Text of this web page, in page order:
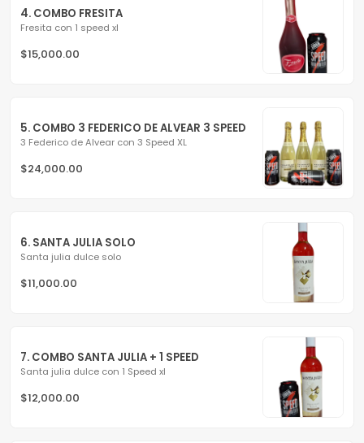
4. COMBO FRESITA
Fresita con 1 speed xl
$15,000.00
5. COMBO 3 FEDERICO DE ALVEAR 3 SPEED
3 Federico de Alvear con 3 Speed XL
$24,000.00
6. SANTA JULIA SOLO
Santa julia dulce solo
$11,000.00
7. COMBO SANTA JULIA + 1 SPEED
Santa julia dulce con 1 Speed xl
$12,000.00